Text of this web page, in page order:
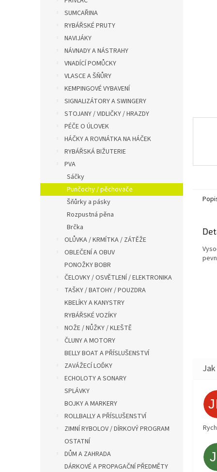
SUMCAŘINA
RYBÁŘSKÉ PRUTY
NAVIJÁKY
NÁVNADY A NÁSTRAHY
VNADÍCÍ POMŮCKY
VLASCE A ŠŇŮRY
KEMPINGOVÉ VYBAVENÍ
SIGNALIZÁTORY A SWINGERY
STOJANY / VIDLIČKY / HRAZDY
PÉČE O ÚLOVEK
HÁČKY A ROVNÁTKA NA HÁČEK
RYBÁŘSKÁ BIŽUTERIE
PVA
Sáčky
Punčochy / pěchovače
Šňůrky a pásky
Rozpustná pěna
Brčka
OLŮVKA / KRMÍTKA / ZÁTĚŽE
OBLEČENÍ A OBUV
PONOŽKY BOBR
ČELOVKY / OSVĚTLENÍ / ELEKTRONIKA
TAŠKY / BATOHY / POUZDRA
KBELÍKY A KANYSTRY
RYBÁŘSKÉ VOZÍKY
NOŽE / NŮŽKY / KLEŠTĚ
ČLUNY A MOTORY
BELLY BOAT A PŘÍSLUŠENSTVÍ
ZAVÁŽECÍ LOĎKY
ECHOLOTY A SONARY
SPLÁVKY
BOJKY A MARKERY
ROLLBALLY A PŘÍSLUŠENSTVÍ
ZIMNÍ RYBOLOV / DÍRKOVÝ PROGRAM
OSTATNÍ
DŮM A ZAHRADA
DÁRKOVÉ A PROPAGAČNÍ PŘEDMĚTY